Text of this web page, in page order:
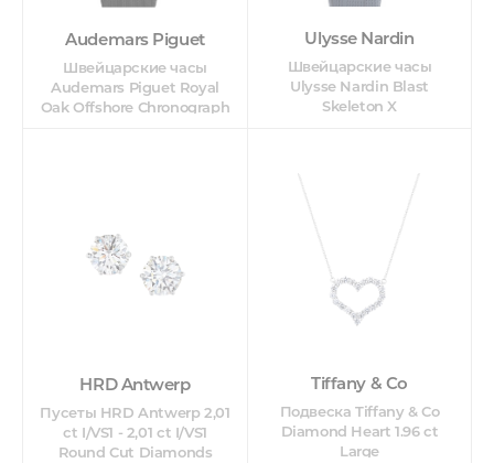
Audemars Piguet
Швейцарские часы
Audemars Piguet Royal
Oak Offshore Chronograph
Ulysse Nardin
Швейцарские часы
Ulysse Nardin Blast
Skeleton X
HRD Antwerp
Пусеты HRD Antwerp 2,01
ct I/VS1 - 2,01 ct I/VS1
Round Cut Diamonds
Tiffany & Co
Подвеска Tiffany & Co
Diamond Heart 1.96 ct
Large